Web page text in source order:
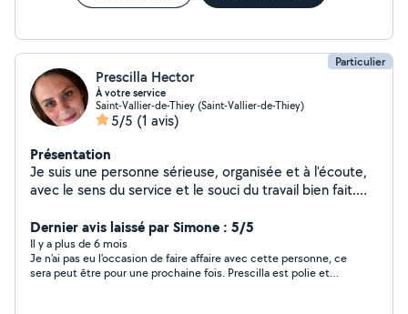
Particulier
Prescilla Hector
À votre service
Saint-Vallier-de-Thiey (Saint-Vallier-de-Thiey)
5/5 (1 avis)
Présentation
Je suis une personne sérieuse, organisée et à l'écoute,
avec le sens du service et le souci du travail bien fait.
accompagner dans leur quotidien en proposant des
prestations variées telles que le ménage, le repassage,
l'aide à la personne, la préparation de repas et les
courses. Ponctuelle, discrète et de confiance, je
Dernier avis laissé par Simone : 5/5
Il y a plus de 6 mois
Je n'ai pas eu l'occasion de faire affaire avec cette personne, ce
sera peut être pour une prochaine fois. Prescilla est polie et